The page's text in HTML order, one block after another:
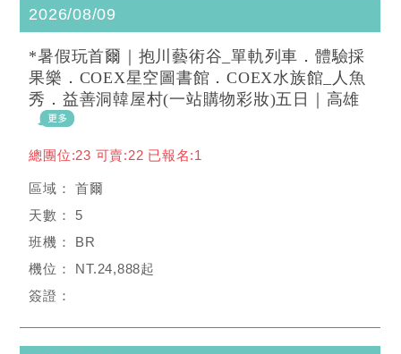
2026/08/09
*暑假玩首爾｜抱川藝術谷_單軌列車．體驗採
果樂．COEX星空圖書館．COEX水族館_人魚
秀．益善洞韓屋村(一站購物彩妝)五日｜高雄
總團位:23 可賣:22 已報名:1
首爾
5
BR
NT.24,888起